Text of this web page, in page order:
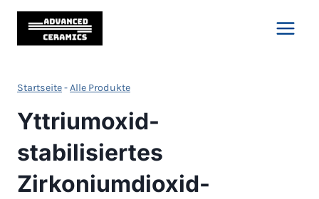
Zum
Inhalt
springen
Startseite-Alle Produkte
Yttriumoxid-
stabilisiertes
Zirkoniumdioxid-